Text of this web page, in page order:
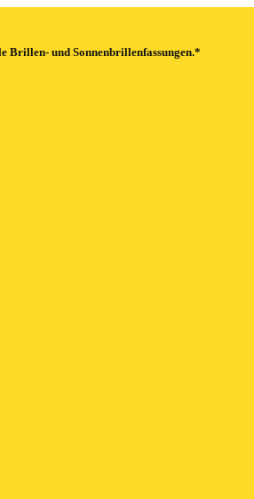
Brillen- und Sonnenbrillenfassungen.*